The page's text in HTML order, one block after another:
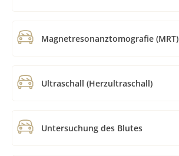
Magnetresonanztomografie (MRT)
Ultraschall (Herzultraschall)
Untersuchung des Blutes